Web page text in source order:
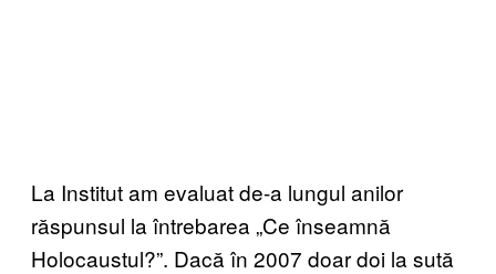
La Institut am evaluat de-a lungul anilor
răspunsul la întrebarea „Ce înseamnă
Holocaustul?”. Dacă în 2007 doar doi la sută